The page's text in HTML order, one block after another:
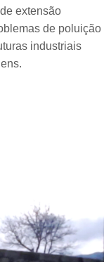
extensão
de poluição
industriais